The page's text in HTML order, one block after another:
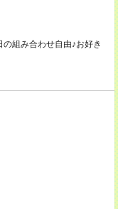
組み合わせ自由♪お好き